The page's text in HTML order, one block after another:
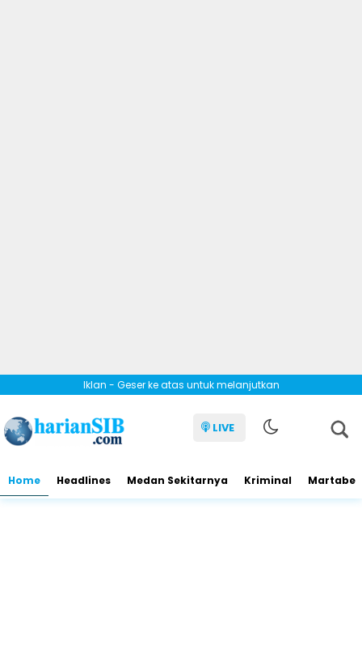
Iklan - Geser ke atas untuk melanjutkan
LIVE
Home Headlines Medan Sekitarnya Kriminal Martabe